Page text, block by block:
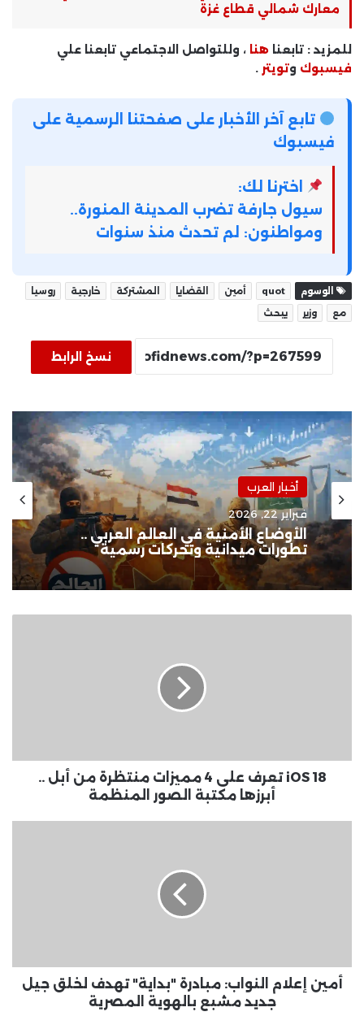
معارك شمالي قطاع غزة
للمزيد : تابعنا هنا ، وللتواصل الاجتماعي تابعنا علي
فيسبوك وتويتر .
تابع آخر الأخبار على صفحتنا الرسمية على
فيسبوك
اخترنا لك:
سيول جارفة تضرب المدينة المنورة..
ومواطنون: لم تحدث منذ سنوات
الوسوم quot أمين القضايا المشتركة خارجية
روسيا
مع
وزير يبحث
نسخ الرابط
أخبار العرب
فبراير 22, 2026
الأوضاع الأمنية في العالم العربي ..
تطورات ميدانية وتحركات رسمية
أبل
iOS 18 تعرف على 4 مميزات منتظرة من أبل ..
أبرزها مكتبة الصور المنظمة
جديد
مشبع
أمين إعلام النواب: مبادرة "بداية" تهدف لخلق جيل
جديد مشبع بالهوية المصرية